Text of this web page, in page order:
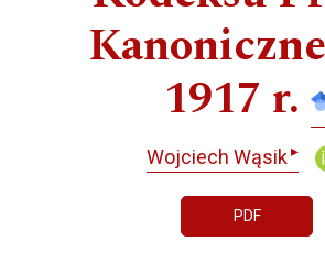
1917 r.
Wojciech Wąsik▸
PDF